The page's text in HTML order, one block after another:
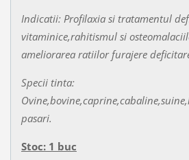
Indicatii: Profilaxia si tratamentul
vitaminice,rahitismul si
ameliorarea ratiilor furajere
Specii tinta:
pasari.
Stoc: 1 buc